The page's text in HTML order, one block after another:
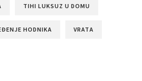
TIHI LUKSUZ U DOMU
HODNIKA VRATA